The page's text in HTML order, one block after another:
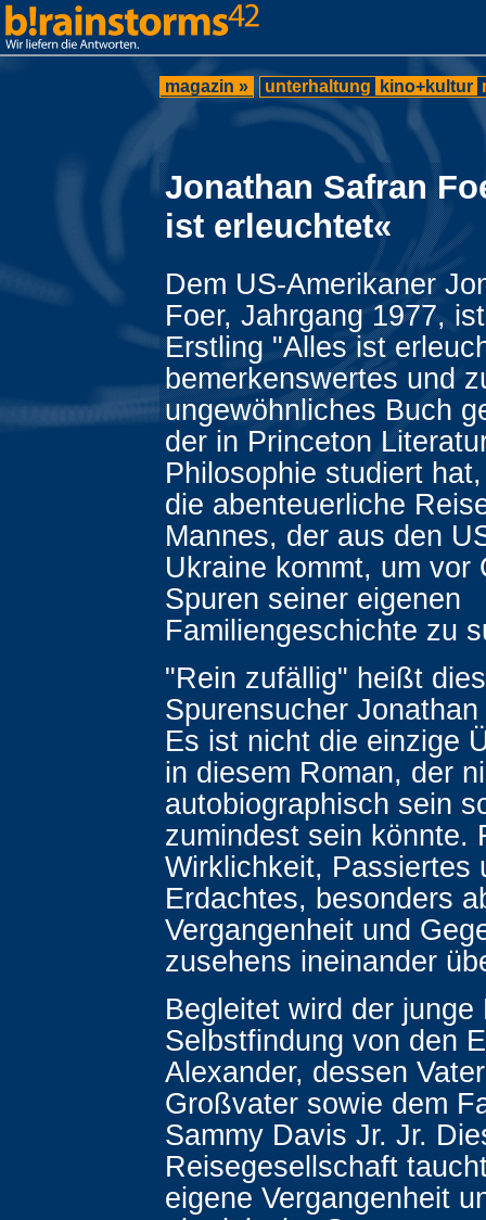
magazin » unterhaltung kino+kultur
Jonathan Safran
ist erleuchtet«
Dem US-Amerikaner
Foer, Jahrgang 1977,
Erstling "Alles ist
bemerkenswertes und
ungewöhnliches Buch
der in Princeton
Philosophie studiert
die abenteuerliche
Mannes, der aus den
Ukraine kommt, um vor
Spuren seiner eigenen
Familiengeschichte zu
"Rein zufällig" heißt
Spurensucher
Es ist nicht die einzige
in diesem Roman, der
autobiographisch sein
zumindest sein könnte.
Wirklichkeit, Passiertes
Erdachtes, besonders
Vergangenheit und
zusehens ineinander
Begleitet wird der junge
Selbstfindung von den
Alexander, dessen
Großvater sowie dem
Sammy Davis Jr. Jr.
Reisegesellschaft
eigene Vergangenheit